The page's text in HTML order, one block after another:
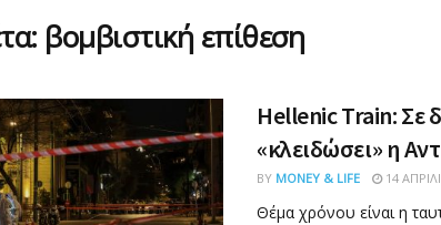
βομβιστική επίθεση
Hellenic Train: Σε
«κλειδώσει» η
BY MONEY & LIFE 14
Θέμα χρόνου είναι η